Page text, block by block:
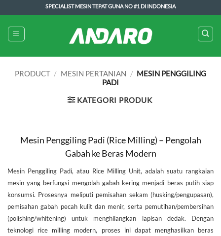
to
content
SPECIALIST MESIN TEPAT GUNA NO #1 DI INDONESIA
PRODUCT / MESIN PERTANIAN / MESIN PENGGILING
PADI
KATEGORI PRODUK
Mesin Penggiling Padi (Rice Milling) – Pengolah
Gabah ke Beras Modern
Mesin Penggiling Padi, atau Rice Milling Unit, adalah suatu rangkaian
mesin yang berfungsi mengolah gabah kering menjadi beras putih siap
konsumsi. Prosesnya meliputi pemisahan sekam (husking/pengupasan),
pemisahan gabah pecah kulit dan menir, serta pemutihan/pembersihan
(polishing/whitening) untuk menghilangkan lapisan dedak. Dengan
teknologi rice milling modern, proses ini dapat menghasilkan beras